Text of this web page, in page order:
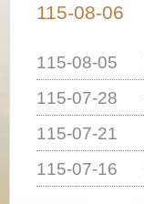
115-08-06
115-08-05
115-07-28
115-07-21
115-07-16